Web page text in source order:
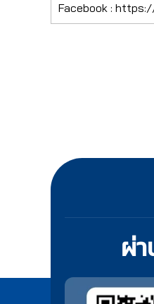
Facebook :
ผ่